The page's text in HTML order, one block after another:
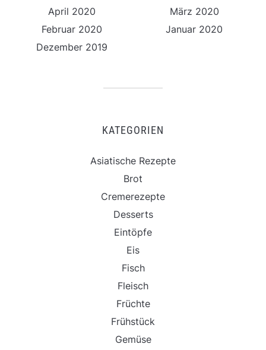
April 2020
März 2020
Februar 2020
Januar 2020
Dezember 2019
KATEGORIEN
Asiatische Rezepte
Brot
Cremerezepte
Desserts
Eintöpfe
Eis
Fisch
Fleisch
Früchte
Frühstück
Gemüse